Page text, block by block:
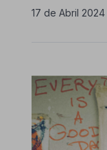
17 de Abril 2024